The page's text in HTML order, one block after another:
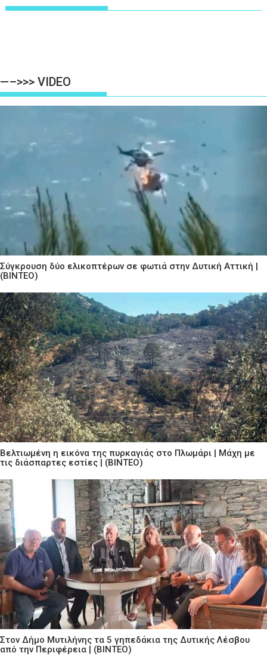
—–>>> VIDEO
Σύγκρουση δύο ελικοπτέρων σε φωτιά στην Δυτική Αττική |
(ΒΙΝΤΕΟ)
Βελτιωμένη η εικόνα της πυρκαγιάς στο Πλωμάρι | Μάχη με
τις διάσπαρτες εστίες | (ΒΙΝΤΕΟ)
Στον Δήμο Μυτιλήνης τα 5 γηπεδάκια της Δυτικής Λέσβου
από την Περιφέρεια | (ΒΙΝΤΕΟ)